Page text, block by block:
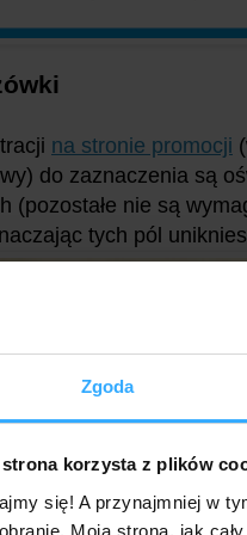
Zgoda
strona korzysta z plików
się! A przynajmniej w
Moja strona, jak
na stronie promocji
do zaznaczenia są
(pozostałe nie są
tych pól